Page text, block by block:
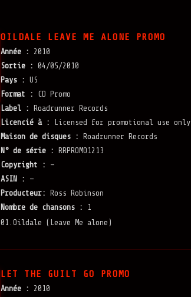
OILDALE LEAVE ME ALONE PROMO
Année :
2010
Sortie : 04/05/2010
Pays : US
Format :
CD Promo
Label : Roadrunner Records
Licencié à :
Licensed for promotional use only
Maison de disques : Roadrunner Records
N° de série : RRPROMO1213
Copyright :
—
ASIN :
—
Producteur: Ross Robinson
Nombre de chansons :
1
01.Oildale (Leave Me alone)
LET THE GUILT GO PROMO
Année :
2010